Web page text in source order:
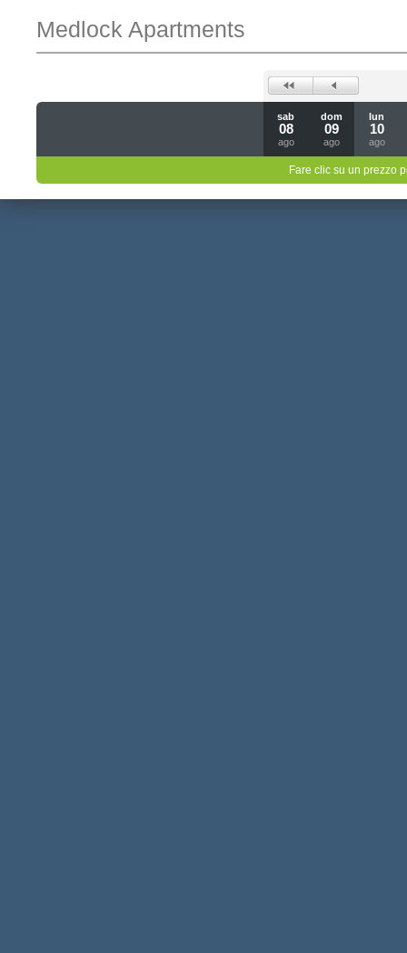
Medlock Apartments
sab
08
ago
dom
09
ago
lun
10
ago
Fare clic su un prezzo